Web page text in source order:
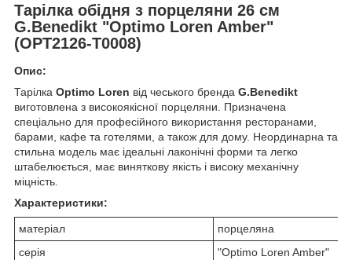
Тарілка обідня з порцеляни 26 см
G.Benedikt "Optimo Loren Amber"
(OPT2126-T0008)
Опис:
Тарілка Optimo Loren від чеського бренда G.Benedikt
виготовлена з високоякісної порцеляни. Призначена
спеціально для професійного використання ресторанами,
барами, кафе та готелями, а також для дому. Неординарна та
стильна модель має ідеальні лаконічні форми та легко
штабелюється, має виняткову якість і високу механічну
міцність.
Характеристики:
матеріал
порцеляна
серія
"Optimo Loren Amber"